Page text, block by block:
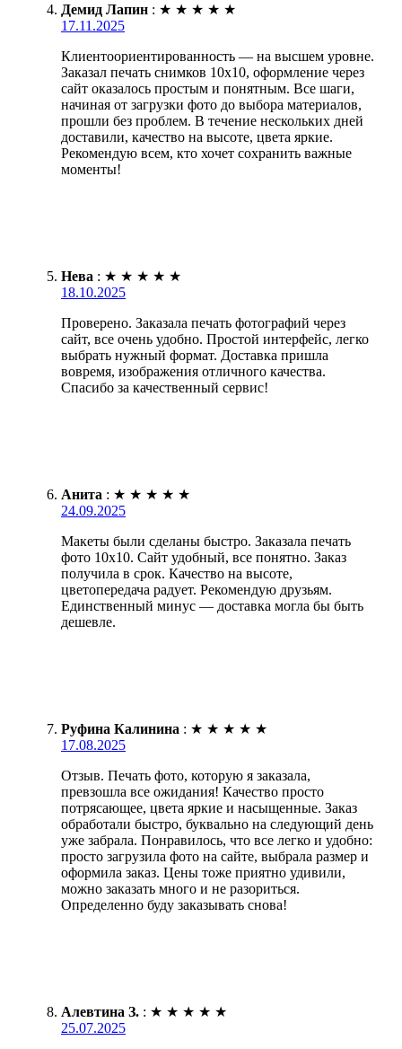
Демид Лапин : ★ ★ ★ ★ ★
17.11.2025
Клиентоориентированность — на высшем уровне.
Заказал печать снимков 10х10, оформление через
сайт оказалось простым и понятным. Все шаги,
начиная от загрузки фото до выбора материалов,
прошли без проблем. В течение нескольких дней
доставили, качество на высоте, цвета яркие.
Рекомендую всем, кто хочет сохранить важные
моменты!
Нева : ★ ★ ★ ★ ★
18.10.2025
Проверено. Заказала печать фотографий через
сайт, все очень удобно. Простой интерфейс, легко
выбрать нужный формат. Доставка пришла
вовремя, изображения отличного качества.
Спасибо за качественный сервис!
Анита : ★ ★ ★ ★ ★
24.09.2025
Макеты были сделаны быстро. Заказала печать
фото 10х10. Сайт удобный, все понятно. Заказ
получила в срок. Качество на высоте,
цветопередача радует. Рекомендую друзьям.
Единственный минус — доставка могла бы быть
дешевле.
Руфина Калинина : ★ ★ ★ ★ ★
17.08.2025
Отзыв. Печать фото, которую я заказала,
превзошла все ожидания! Качество просто
потрясающее, цвета яркие и насыщенные. Заказ
обработали быстро, буквально на следующий день
уже забрала. Понравилось, что все легко и удобно:
просто загрузила фото на сайте, выбрала размер и
оформила заказ. Цены тоже приятно удивили,
можно заказать много и не разориться.
Определенно буду заказывать снова!
Алевтина З. : ★ ★ ★ ★ ★
25.07.2025